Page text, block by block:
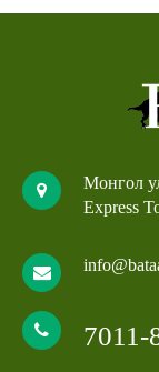
Монгол
Express
7011-